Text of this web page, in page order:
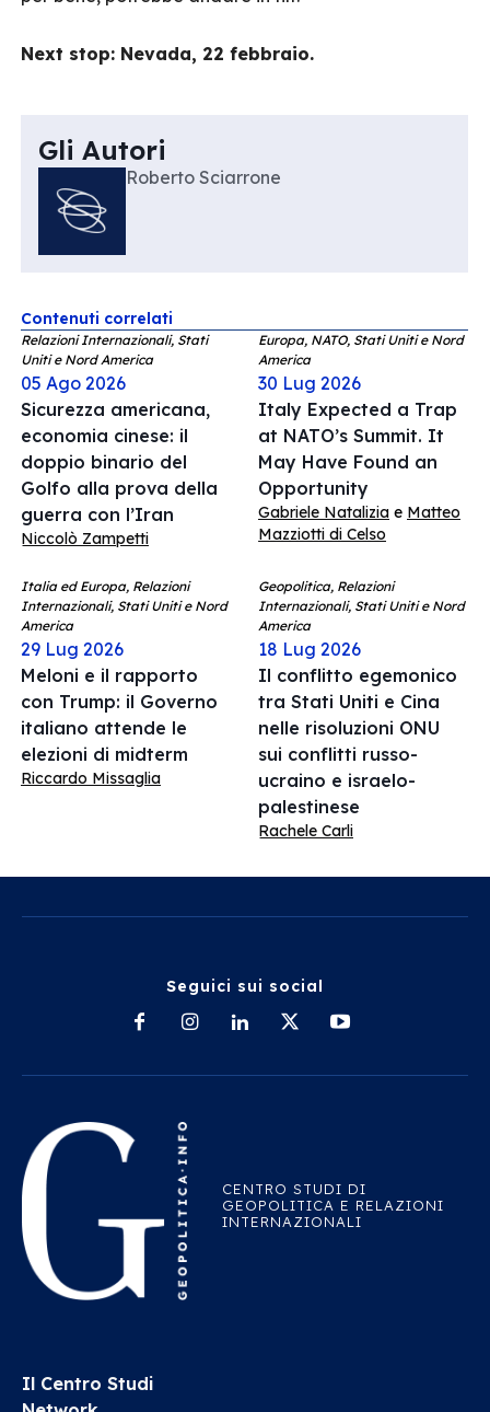
Next stop: Nevada, 22 febbraio.
Gli Autori
Roberto Sciarrone
Contenuti correlati
Relazioni Internazionali, Stati
Uniti e Nord America
05 Ago 2026
Sicurezza americana,
economia cinese: il
doppio binario del
Golfo alla prova della
guerra con l’Iran
Niccolò Zampetti
Europa, NATO, Stati Uniti e Nord
America
30 Lug 2026
Italy Expected a Trap
at NATO’s Summit. It
May Have Found an
Opportunity
Gabriele Natalizia e Matteo
Mazziotti di Celso
Italia ed Europa, Relazioni
Internazionali, Stati Uniti e Nord
America
29 Lug 2026
Meloni e il rapporto
con Trump: il Governo
italiano attende le
elezioni di midterm
Riccardo Missaglia
Geopolitica, Relazioni
Internazionali, Stati Uniti e Nord
America
18 Lug 2026
Il conflitto egemonico
tra Stati Uniti e Cina
nelle risoluzioni ONU
sui conflitti russo-
ucraino e israelo-
palestinese
Rachele Carli
Seguici sui social
CENTRO STUDI DI
GEOPOLITICA E RELAZIONI
INTERNAZIONALI
Il Centro Studi